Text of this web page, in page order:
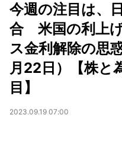
今週の注目は、
合 米国の利上
ス金利解除の思
月22日）【株と
目】
2023.09.19 07:00